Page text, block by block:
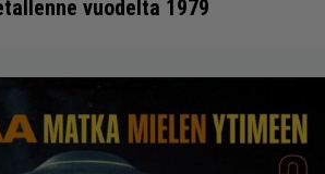
vuodelta 1979